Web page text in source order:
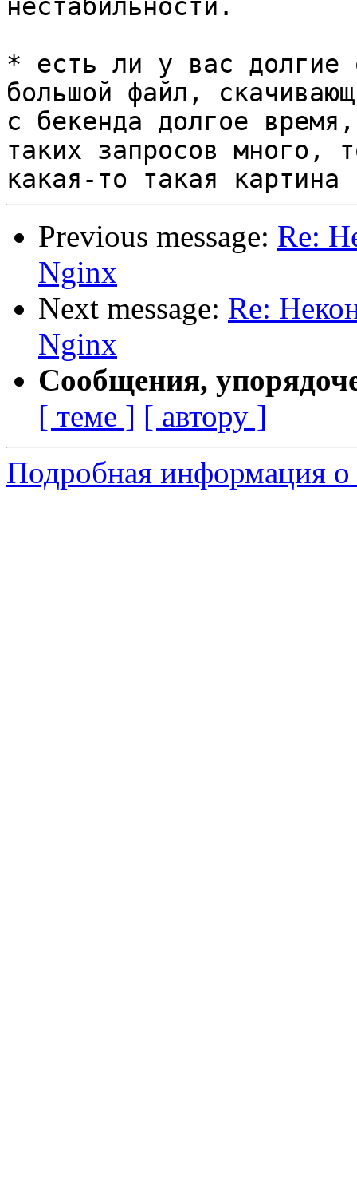
нестабильности.
* есть ли у вас долгие
большой файл,
с бекенда долгое
таких запросов много,
Previous message: Re:
Nginx
Next message: Re:
Nginx
Сообщения,
[ теме ] [ автору ]
Подробная информация